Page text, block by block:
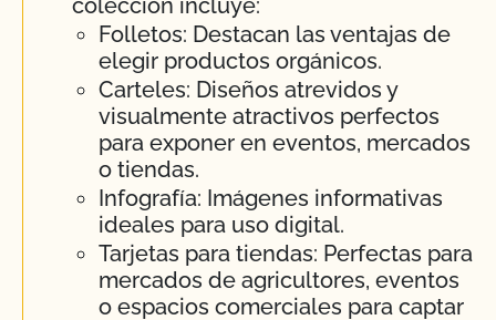
colección incluye:
Folletos: Destacan las ventajas de
elegir productos orgánicos.
Carteles: Diseños atrevidos y
visualmente atractivos perfectos
para exponer en eventos, mercados
o tiendas.
Infografía: Imágenes informativas
ideales para uso digital.
Tarjetas para tiendas: Perfectas para
mercados de agricultores, eventos
o espacios comerciales para captar